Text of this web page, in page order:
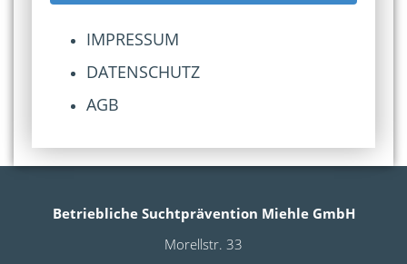
IMPRESSUM
DATENSCHUTZ
AGB
Betriebliche Suchtprävention Miehle GmbH
Morellstr. 33